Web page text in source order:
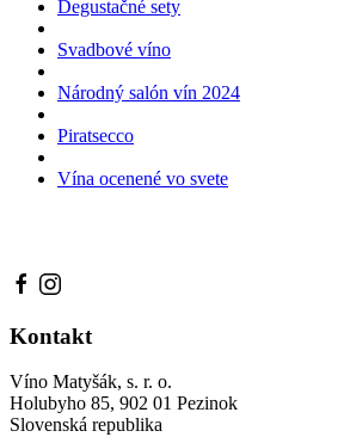
Degustačné sety
Svadbové víno
Národný salón vín 2024
Piratsecco
Vína ocenené vo svete
Kontakt
Víno Matyšák, s. r. o.
Holubyho 85, 902 01 Pezinok
Slovenská republika